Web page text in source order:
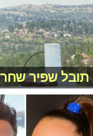
תובל שפיר